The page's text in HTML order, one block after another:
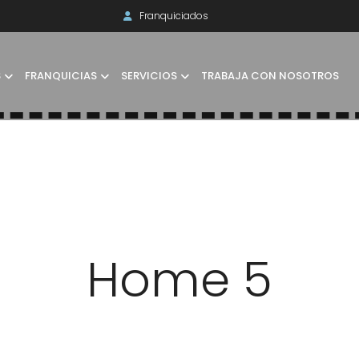
Franquiciados
FRANQUICIAS SERVICIOS TRABAJA CON NOSOTROS
Home 5